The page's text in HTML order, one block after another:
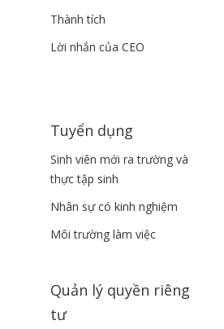
Thành tích
Lời nhắn của CEO
Tuyển dụng
Sinh viên mới ra trường và
thực tập sinh
Nhân sự có kinh nghiệm
Môi trường làm việc
Quản lý quyền riêng
tư